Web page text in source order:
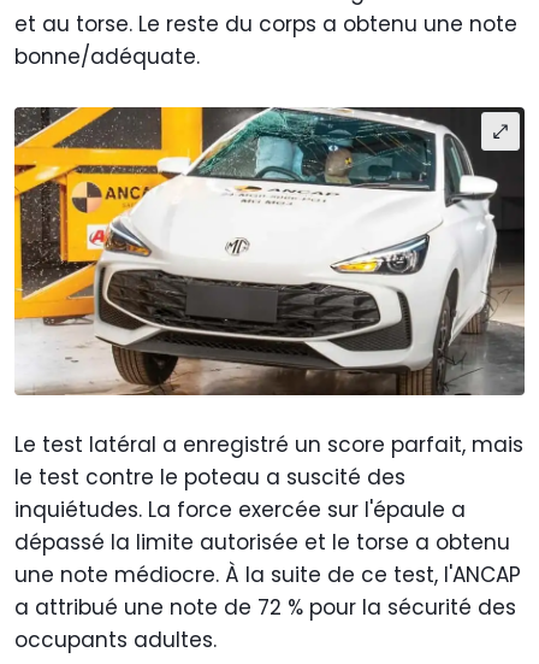
et au torse. Le reste du corps a obtenu une note
bonne/adéquate.
Le test latéral a enregistré un score parfait, mais
le test contre le poteau a suscité des
inquiétudes. La force exercée sur l'épaule a
dépassé la limite autorisée et le torse a obtenu
une note médiocre. À la suite de ce test, l'ANCAP
a attribué une note de 72 % pour la sécurité des
occupants adultes.